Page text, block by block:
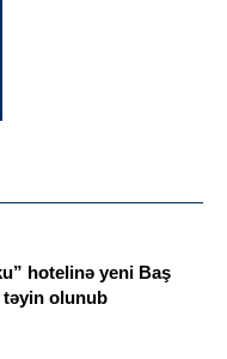
hotelinə yeni Baş
təyin olunub